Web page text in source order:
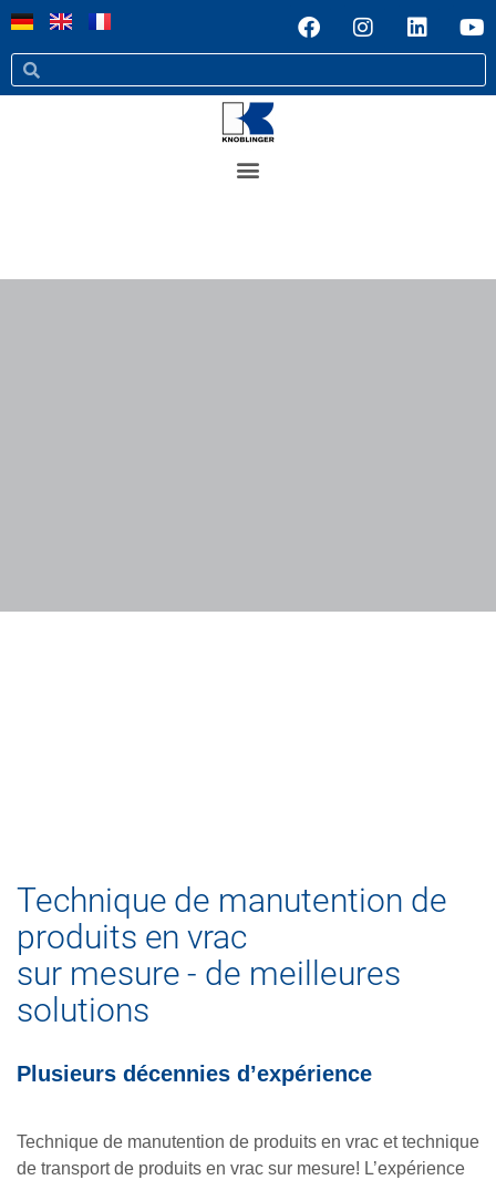
En savoir plus
Technique de manutention de
produits en vrac
sur mesure - de meilleures
solutions
Plusieurs décennies d’expérience
Technique de manutention de produits en vrac et technique
de transport de produits en vrac sur mesure! L’expérience